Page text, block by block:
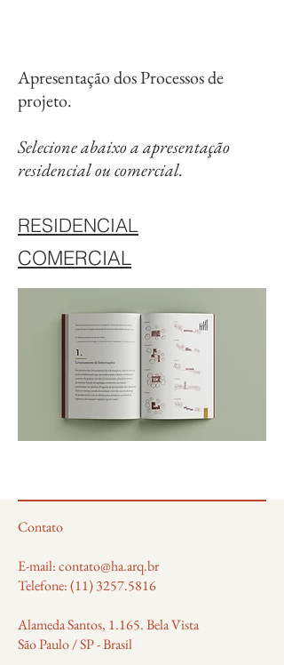
Apresentação dos Processos de
projeto.
Selecione abaixo a apresentação
residencial ou comercial.
RESIDENCIAL
COMERCIAL
Contato
E-mail: contato@ha.arq.br
Telefone: (11) 3257.5816
Alameda Santos, 1.165. Bela Vista
São Paulo / SP - Brasil